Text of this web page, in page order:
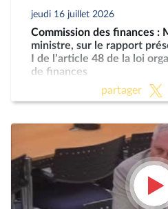
jeudi 16 juillet 2026
Commission des finances :
ministre, sur le rapport
I de l’article 48 de la loi
de finances
partager